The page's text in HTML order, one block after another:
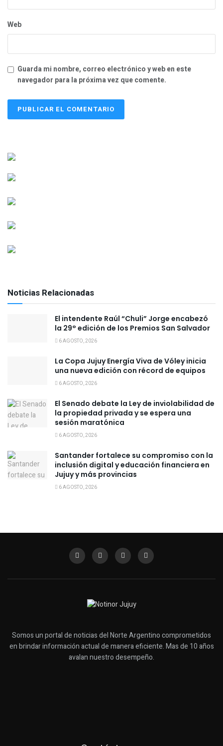
Web
Guarda mi nombre, correo electrónico y web en este
navegador para la próxima vez que comente.
Noticias Relacionadas
El intendente Raúl “Chuli” Jorge encabezó
la 29° edición de los Premios San Salvador
6 AGOSTO, 2026
La Copa Jujuy Energía Viva de Vóley inicia
una nueva edición con récord de equipos
6 AGOSTO, 2026
El Senado debate la Ley de inviolabilidad de
la propiedad privada y se espera una
sesión maratónica
6 AGOSTO, 2026
Santander fortalece su compromiso con la
inclusión digital y educación financiera en
Jujuy y más provincias
6 AGOSTO, 2026
Somos un portal de noticias del Norte Argentino comprometidos
en brindar información actual de manera eficiente. Mas de 10 años
avalan nuestro desempeño.